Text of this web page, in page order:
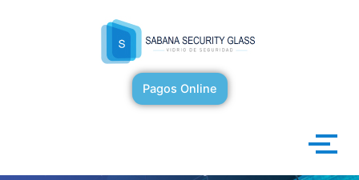
Pagos Online